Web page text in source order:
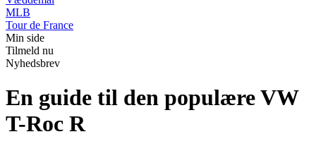
MLB
Tour de France
Min side
Tilmeld nu
Nyhedsbrev
En guide til den populære VW
T-Roc R